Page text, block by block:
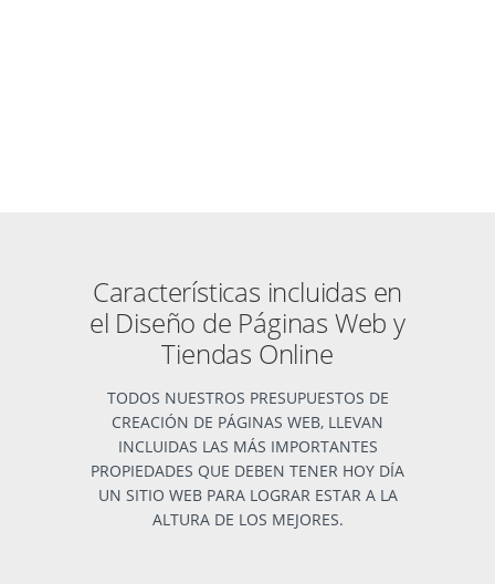
Características incluidas en
el Diseño de Páginas Web y
Tiendas Online
TODOS NUESTROS PRESUPUESTOS DE
CREACIÓN DE PÁGINAS WEB, LLEVAN
INCLUIDAS LAS MÁS IMPORTANTES
PROPIEDADES QUE DEBEN TENER HOY DÍA
UN SITIO WEB PARA LOGRAR ESTAR A LA
ALTURA DE LOS MEJORES.